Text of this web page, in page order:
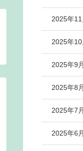
2025年11
2025年10
2025年9月
2025年8月
2025年7月
2025年6月